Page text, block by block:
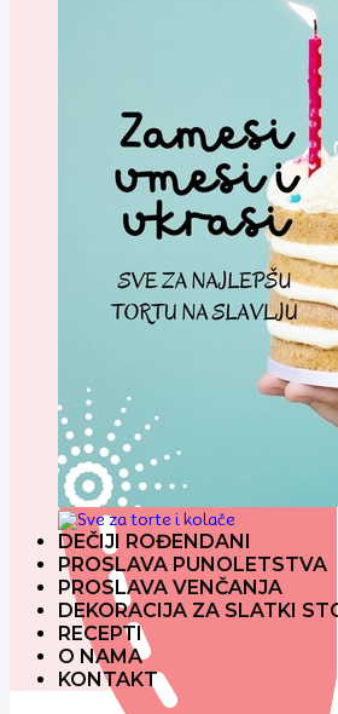
DEČIJI ROĐENDANI
PROSLAVA PUNOLETSTVA
PROSLAVA VENČANJA
DEKORACIJA ZA SLATKI
RECEPTI
O NAMA
KONTAKT